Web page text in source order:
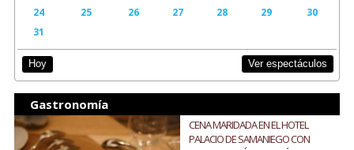
24
25 26 27 28 29
30
31
Hoy Ver espectáculos
Gastronomía
CENA MARIDADA EN EL HOTEL
PALACIO DE SAMANIEGO CON